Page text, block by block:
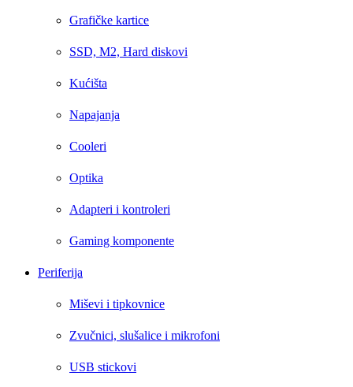
Grafičke kartice
SSD, M2, Hard diskovi
Kućišta
Napajanja
Cooleri
Optika
Adapteri i kontroleri
Gaming komponente
Periferija
Miševi i tipkovnice
Zvučnici, slušalice i mikrofoni
USB stickovi